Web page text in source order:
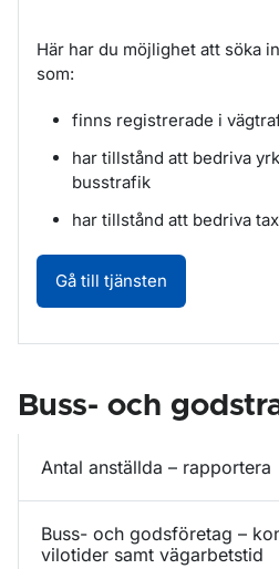
Här har du möjlighet att söka
som:
finns registrerade i
har tillstånd att bedriva
busstrafik
har tillstånd att bedriva
Gå till tjänsten
Buss- och
Antal anställda – rapportera
Buss- och godsföretag –
vilotider samt vägarbetstid